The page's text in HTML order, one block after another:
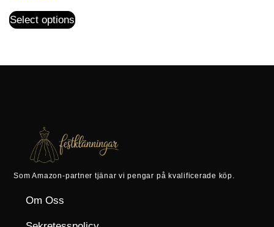
Select options
Som Amazon-partner tjänar vi pengar på kvalificerade köp.
Om Oss